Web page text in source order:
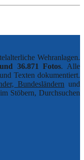
Wehranlagen.
36.871 Fotos. Alle
Texten dokumentiert.
Bundesländern und
Stöbern, Durchsuchen